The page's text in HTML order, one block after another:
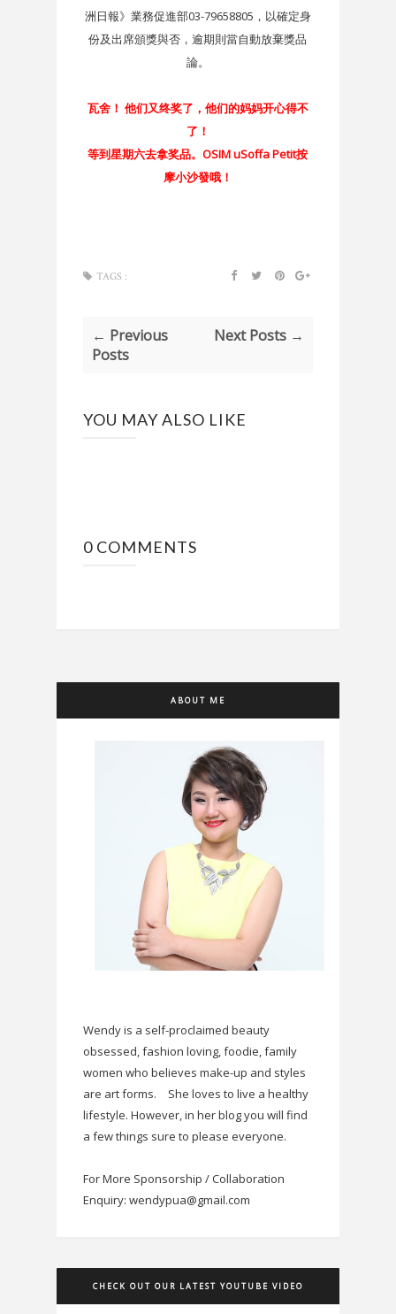
洲日報》業務促進部03-79658805，以確定身
份及出席頒獎與否，逾期則當自動放棄獎品
論。
瓦舍！ 他们又终奖了，他们的妈妈开心得不
了！
等到星期六去拿奖品。OSIM uSoffa Petit按
摩小沙發哦！
TAGS :
← Previous
Posts
Next Posts →
YOU MAY ALSO LIKE
0 COMMENTS
ABOUT ME
Wendy is a self-proclaimed beauty
obsessed, fashion loving, foodie, family
women who believes make-up and styles
are art forms.
She loves to live a healthy
lifestyle. However, in her blog you will find
a few things sure to please everyone.
For More Sponsorship / Collaboration
Enquiry: wendypua@gmail.com
CHECK OUT OUR LATEST YOUTUBE VIDEO